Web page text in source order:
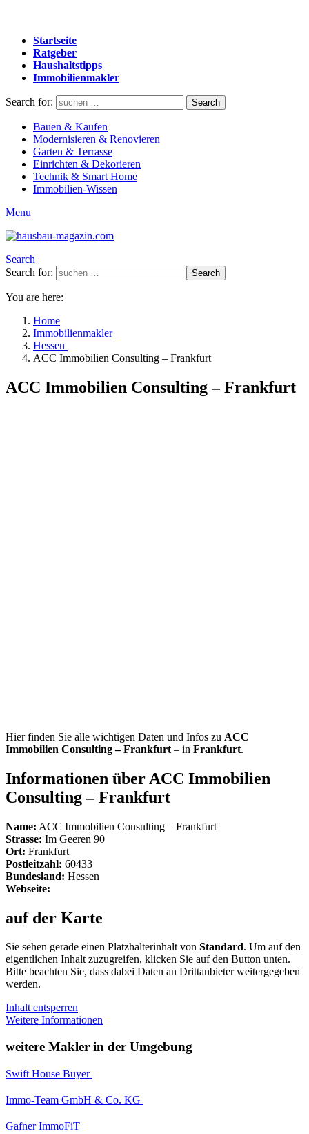
Startseite
Ratgeber
Haushaltstipps
Immobilienmakler
Search for: Search
Bauen & Kaufen
Modernisieren & Renovieren
Garten & Terrasse
Einrichten & Dekorieren
Technik & Smart Home
Immobilien-Wissen
Menu
Search
Search for:
Search
You are here:
Home
Immobilienmakler
Hessen
ACC Immobilien Consulting – Frankfurt
ACC Immobilien Consulting – Frankfurt
Hier finden Sie alle wichtigen Daten und Infos zu ACC
Immobilien Consulting – Frankfurt – in Frankfurt.
Informationen über ACC Immobilien
Consulting – Frankfurt
Name: ACC Immobilien Consulting – Frankfurt
Strasse: Im Geeren 90
Ort: Frankfurt
Postleitzahl: 60433
Bundesland: Hessen
Webseite:
auf der Karte
Sie sehen gerade einen Platzhalterinhalt von Standard. Um auf den
eigentlichen Inhalt zuzugreifen, klicken Sie auf den Button unten.
Bitte beachten Sie, dass dabei Daten an Drittanbieter weitergegeben
werden.
Inhalt entsperren
Weitere Informationen
weitere Makler in der Umgebung
Swift House Buyer
Immo-Team GmbH & Co. KG
Gafner ImmoFiT